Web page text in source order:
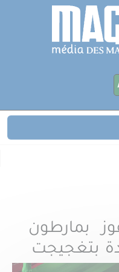
بمارطون
بتغجيجت